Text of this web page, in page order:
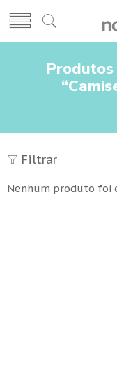
Filtrar
Nenhum produto foi